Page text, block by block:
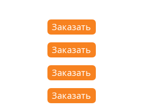
Заказать
Заказать
Заказать
Заказать